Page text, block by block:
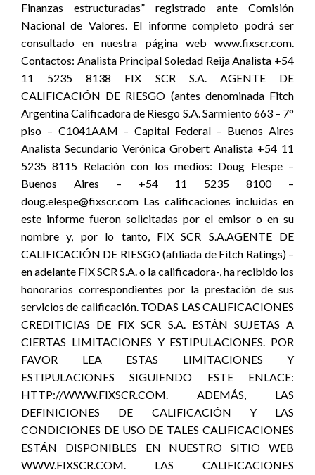
Finanzas estructuradas” registrado ante Comisión
Nacional de Valores. El informe completo podrá ser
consultado en nuestra página web www.fixscr.com.
Contactos: Analista Principal Soledad Reija Analista +54
11 5235 8138 FIX SCR S.A. AGENTE DE
CALIFICACIÓN DE RIESGO (antes denominada Fitch
Argentina Calificadora de Riesgo S.A. Sarmiento 663 – 7°
piso – C1041AAM – Capital Federal – Buenos Aires
Analista Secundario Verónica Grobert Analista +54 11
5235 8115 Relación con los medios: Doug Elespe –
Buenos Aires – +54 11 5235 8100 –
doug.elespe@fixscr.com Las calificaciones incluidas en
este informe fueron solicitadas por el emisor o en su
nombre y, por lo tanto, FIX SCR S.A.AGENTE DE
CALIFICACIÓN DE RIESGO (afiliada de Fitch Ratings) –
en adelante FIX SCR S.A. o la calificadora-, ha recibido los
honorarios correspondientes por la prestación de sus
servicios de calificación. TODAS LAS CALIFICACIONES
CREDITICIAS DE FIX SCR S.A. ESTÁN SUJETAS A
CIERTAS LIMITACIONES Y ESTIPULACIONES. POR
FAVOR LEA ESTAS LIMITACIONES Y
ESTIPULACIONES SIGUIENDO ESTE ENLACE:
HTTP://WWW.FIXSCR.COM. ADEMÁS, LAS
DEFINICIONES DE CALIFICACIÓN Y LAS
CONDICIONES DE USO DE TALES CALIFICACIONES
ESTÁN DISPONIBLES EN NUESTRO SITIO WEB
WWW.FIXSCR.COM. LAS CALIFICACIONES